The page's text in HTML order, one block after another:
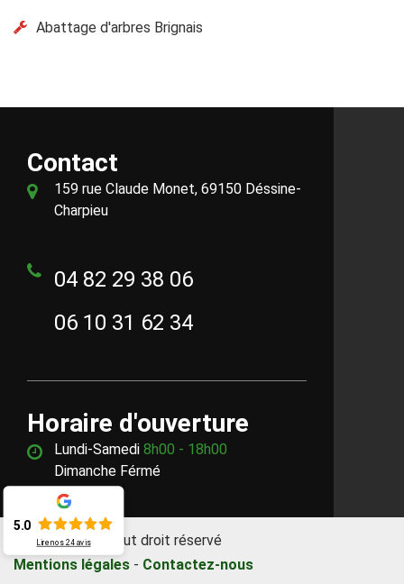
Abattage d'arbres Brignais
Contact
159 rue Claude Monet, 69150 Déssine-
Charpieu
04 82 29 38 06
06 10 31 62 34
Horaire d'ouverture
Lundi-Samedi 8h00 - 18h00
Dimanche Férmé
©2018 - 2026 Tout droit réservé
Mentions légales - Contactez-nous
5.0
Lire nos 24avis